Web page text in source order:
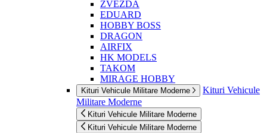
ZVEZDA
EDUARD
HOBBY BOSS
DRAGON
AIRFIX
HK MODELS
TAKOM
MIRAGE HOBBY
Kituri Vehicule Militare Moderne
Kituri Vehicule
Militare Moderne
Kituri Vehicule Militare Moderne
Kituri Vehicule Militare Moderne